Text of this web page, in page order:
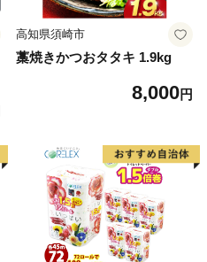
高知県須崎市
藁焼きかつおタタキ 1.9kg
8,000円